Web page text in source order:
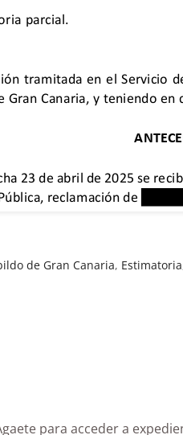
de Gran Canaria, Estimatoria
Agaete para acceder a